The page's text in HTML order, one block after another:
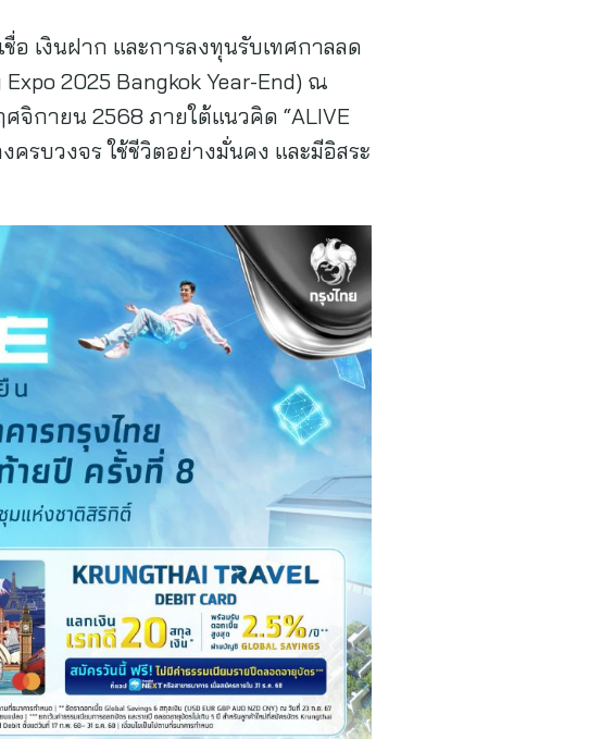
เงินฝาก และการลงทุนรับเทศกาลลด
2025 Bangkok Year-End) ณ
จิกายน 2568 ภายใต้แนวคิด “ALIVE
ครบวงจร ใช้ชีวิตอย่างมั่นคง และมีอิสระ